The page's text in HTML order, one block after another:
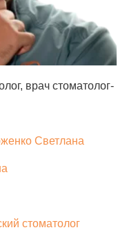
врач стоматолог-